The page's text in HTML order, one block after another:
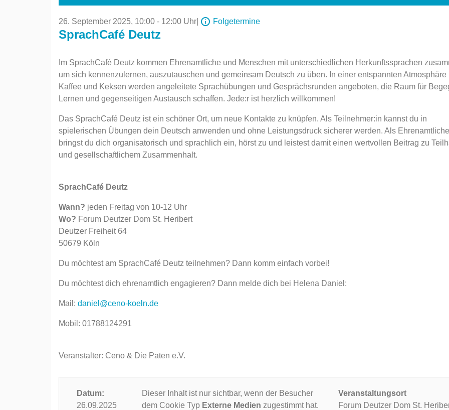
26. September 2025, 10:00 - 12:00 Uhr Folgetermine
SprachCafé Deutz
Im SprachCafé Deutz kommen Ehrenamtliche und Menschen mit unterschiedlichen Herkunftssprachen
um sich kennenzulernen, auszutauschen und gemeinsam Deutsch zu üben. In einer entspannten Atmosphäre
Kaffee und Keksen werden angeleitete Sprachübungen und Gesprächsrunden angeboten, die Raum für
Lernen und gegenseitigen Austausch schaffen. Jede:r ist herzlich willkommen!
Das SprachCafé Deutz ist ein schöner Ort, um neue Kontakte zu knüpfen. Als Teilnehmer:in kannst du in
spielerischen Übungen dein Deutsch anwenden und ohne Leistungsdruck sicherer werden. Als
bringst du dich organisatorisch und sprachlich ein, hörst zu und leistest damit einen wertvollen Beitrag zu
und gesellschaftlichem Zusammenhalt.
SprachCafé Deutz
Wann? jeden Freitag von 10-12 Uhr
Wo? Forum Deutzer Dom St. Heribert
Deutzer Freiheit 64
50679 Köln
Du möchtest am SprachCafé Deutz teilnehmen? Dann komm einfach vorbei!
Du möchtest dich ehrenamtlich engagieren? Dann melde dich bei Helena Daniel:
Mail: daniel@ceno-koeln.de
Mobil: 01788124291
Veranstalter: Ceno & Die Paten e.V.
Datum:
26.09.2025
Dieser Inhalt ist nur sichtbar, wenn der Besucher
dem Cookie Typ Externe Medien zugestimmt hat.
Veranstaltungsort
Forum Deutzer Dom St.